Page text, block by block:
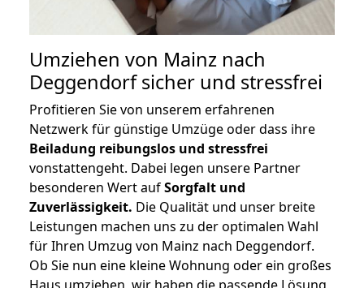
Umziehen von Mainz nach
Deggendorfsicher und stressfrei
Profitieren Sie von unserem erfahrenen
Netzwerk für günstige Umzüge oder dass ihre
Beiladung reibungslos und stressfrei
vonstattengeht. Dabei legen unsere Partner
besonderen Wert aufSorgfalt und
Zuverlässigkeit. Die Qualität und unser breite
Leistungen machen uns zu der optimalen Wahl
für Ihren Umzug von Mainz nach Deggendorf.
Ob Sie nun eine kleine Wohnung oder ein großes